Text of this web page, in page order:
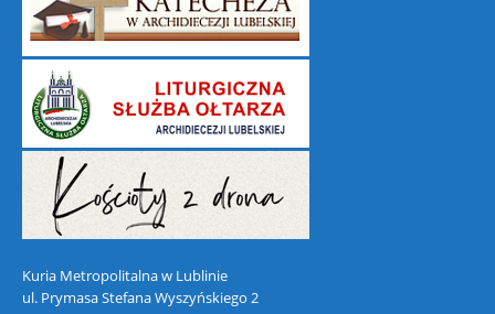
Kuria Metropolitalna w Lublinie
ul. Prymasa Stefana Wyszyńskiego 2